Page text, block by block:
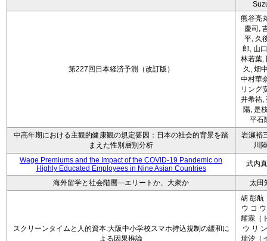
第227回日本経済予測（改訂版）
熊谷亮
慶司,
平, 久
郎, 山
林若葉,
久, 畑
中村華
リング
井希祐,
陽, 是
平石
中高年期における主観的健康観の規定要因：日本の社会的背景を踏
まえた性別層別分析
岩瀬裕
川
Wage Premiums and the Impact of the COVID‑19 Pandemic on
Highly Educated Employees in Nine Asian Countries
武内
海外留学と社会階層―エリートか、大衆か 太田
スクリーンタイムと人的資本:大阪中小学校スマホ持込規制の緩和に
よる因果推論
胡 彭航
ウ コ
耀霖（
ウ リ
瑞汐（